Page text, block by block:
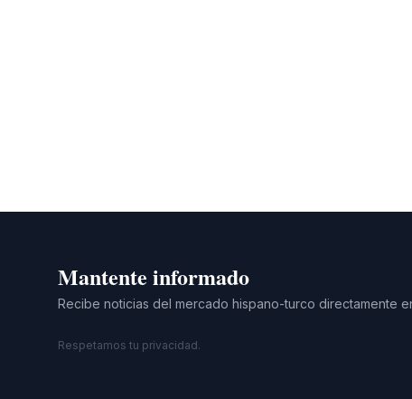
Mantente informado
Recibe noticias del mercado hispano-turco directamente
Respetamos tu privacidad.